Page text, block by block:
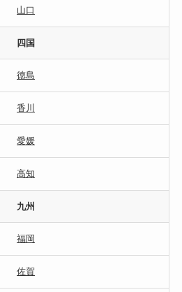
山口
四国
徳島
香川
愛媛
高知
九州
福岡
佐賀